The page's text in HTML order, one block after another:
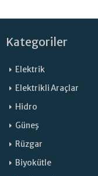
Kategoriler
Elektrik
Elektrikli Araçlar
Hidro
Güneş
Rüzgar
Biyokütle